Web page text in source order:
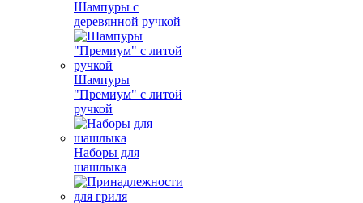
Шампуры с
деревянной ручкой
Шампуры
"Премиум" с литой
ручкой
Наборы для
шашлыка